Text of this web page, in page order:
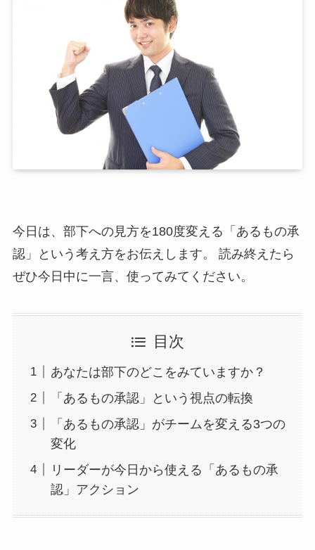
今日は、部下への見方を180度変える「あるもの承
認」という考え方をお伝えします。 読み終えたら
ぜひ今日中に一言、使ってみてください。
目次
あなたは部下のどこをみていますか？
「あるもの承認」という視点の転換
「あるもの承認」がチームを変える3つの
変化
リーダーが今日から使える「あるもの承
認」アクション